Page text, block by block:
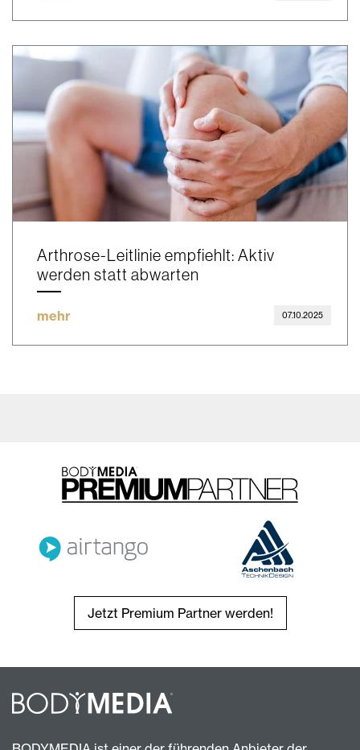
Arthrose-Leitlinie empfiehlt: Aktiv
werden statt abwarten
mehr 07.10.2025
Jetzt Premium Partner werden!